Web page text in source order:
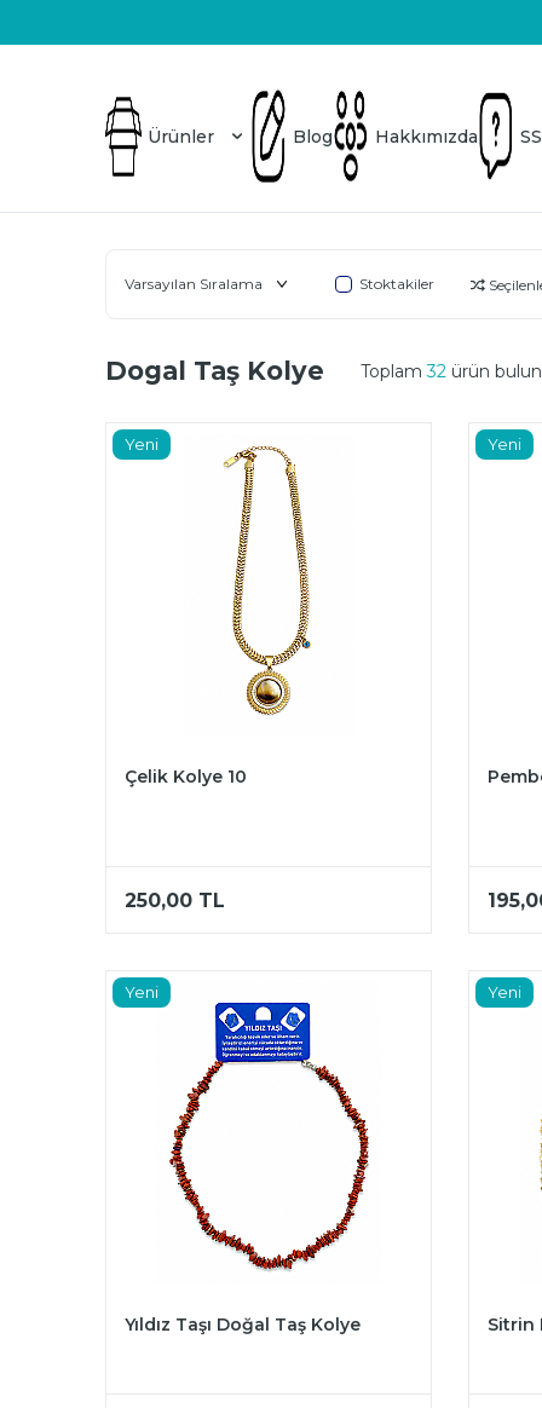
Ürünler Blog Hakkımızda
Stoktakiler
Dogal Taş Kolye Toplam32 ürün
Yeni
Çelik Kolye 10
250,00 TL
Yeni
Yeni
Yıldız Taşı Doğal Taş Kolye
Yeni
Sitrin